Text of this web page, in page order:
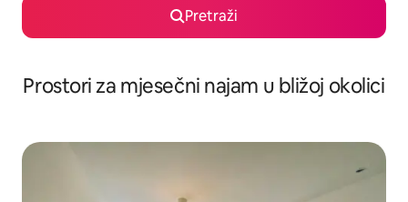
Pretraži
Prostori za mjesečni najam u bližoj okolici